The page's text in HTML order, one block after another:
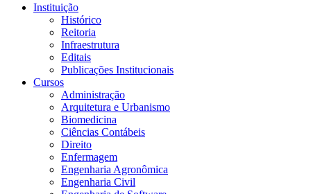
Instituição
Histórico
Reitoria
Infraestrutura
Editais
Publicações Institucionais
Cursos
Administração
Arquitetura e Urbanismo
Biomedicina
Ciências Contábeis
Direito
Enfermagem
Engenharia Agronômica
Engenharia Civil